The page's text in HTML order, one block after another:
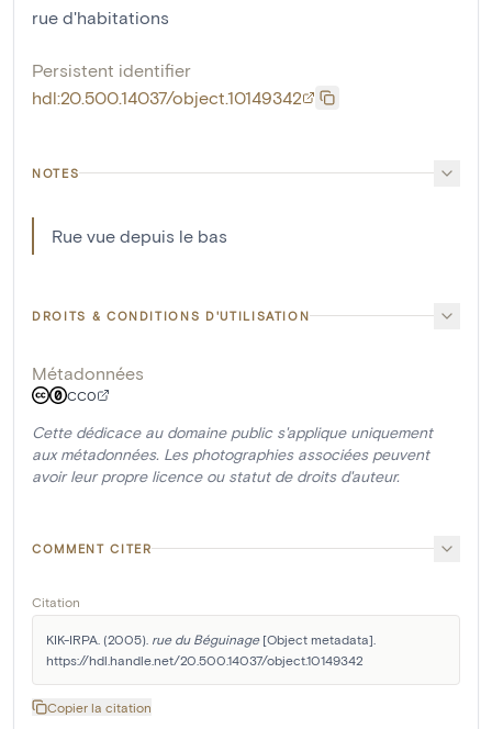
rue d'habitations
Persistent identifier
hdl:20.500.14037/object.10149342
NOTES
Rue vue depuis le bas
DROITS & CONDITIONS D'UTILISATION
Métadonnées
CC0
Cette dédicace au domaine public s'applique uniquement
aux métadonnées. Les photographies associées peuvent
avoir leur propre licence ou statut de droits d'auteur.
COMMENT CITER
Citation
KIK-IRPA. (2005). rue du Béguinage [Object metadata].
https://hdl.handle.net/20.500.14037/object.10149342
Copier la citation